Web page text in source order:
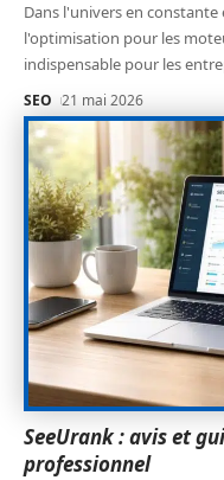
Dans l'univers en
l'optimisation pour les
indispensable pour les
SEO 21 mai 2026
SeeUrank : avis et
professionnel